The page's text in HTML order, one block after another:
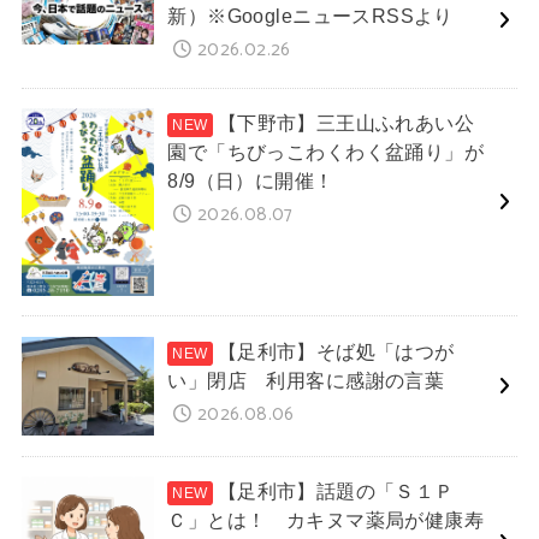
新）※GoogleニュースRSSより
2026.02.26
【下野市】三王山ふれあい公
園で「ちびっこわくわく盆踊り」が
8/9（日）に開催！
2026.08.07
【足利市】そば処「はつが
い」閉店 利用客に感謝の言葉
2026.08.06
【足利市】話題の「Ｓ１Ｐ
Ｃ」とは！ カキヌマ薬局が健康寿